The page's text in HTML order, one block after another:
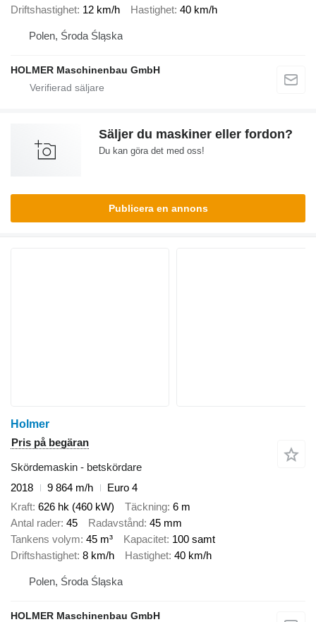
Driftshastighet 12 km/h Hastighet 40 km/h
Polen, Środa Śląska
HOLMER Maschinenbau GmbH
Säljer du maskiner eller fordon?
Du kan göra det med oss!
Publicera en annons
Holmer
Pris på begäran
Skördemaskin - betskördare
2018
9 864 m/h
Euro 4
Kraft 626 hk (460 kW) Täckning 6 m
Antal rader 45 Radavstånd 45 mm
Tankens volym 45 m³ Kapacitet 100 samt
Driftshastighet 8 km/h Hastighet 40 km/h
Polen, Środa Śląska
HOLMER Maschinenbau GmbH